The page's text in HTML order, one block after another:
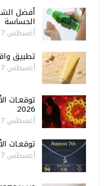
أفضل
الحساسة
أغسطس 7, 2026
تطبيق
أغسطس 7, 2026
2026
أغسطس 7, 2026
توقعـات
أغسطس 7, 2026